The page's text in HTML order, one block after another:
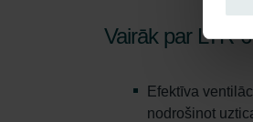
Vairāk par LTR-6
Efektīva
nodrošinot